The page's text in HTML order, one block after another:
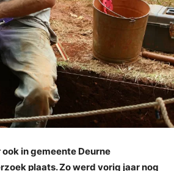
in gemeente Deurne
plaats. Zo werd vorig jaar nog